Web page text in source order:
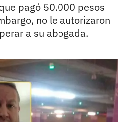
pagó 50.000 pesos
no le autorizaron
a su abogada.